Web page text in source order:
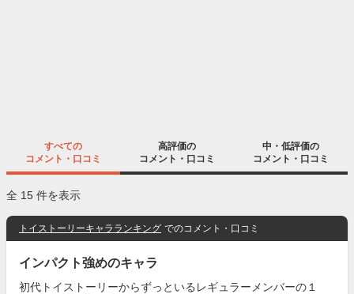
すべての
コメント・口コミ
高評価の
コメント・口コミ
中・低評価の
コメント・口コミ
全 15 件を表示
トイストーリーキャラランキング でのコメント・口コミ
インパクト強めのキャラ
初代トイストーリーからずっといるレギュラーメンバーの１